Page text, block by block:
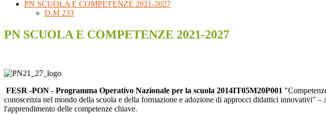
PN SCUOLA E COMPETENZE 2021-2027
D.M 233
PN SCUOLA E COMPETENZE 2021-2027
FESR -PON - Programma Operativo Nazionale per la scuola 2014IT05M20P001
conoscenza nel mondo della scuola e della formazione e adozione di approcci didattici innovativi"
l'apprendimento delle competenze chiave.